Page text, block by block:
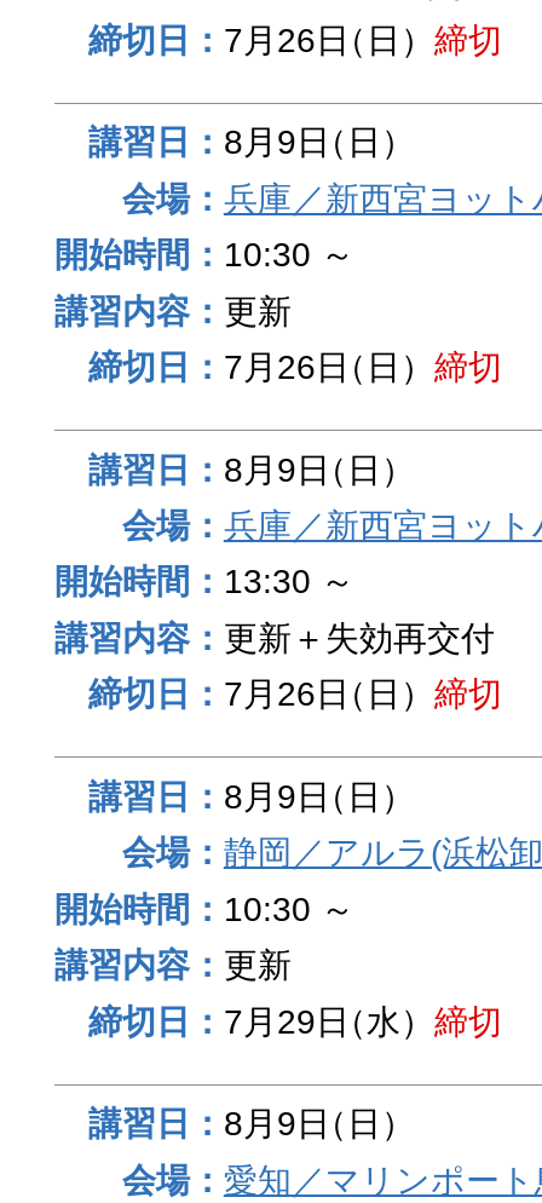
7月26日（日） 締切
8月9日（日）
兵庫／新西宮ヨッ
10:30 ～
更新
7月26日（日） 締切
8月9日（日）
兵庫／新西宮ヨッ
13:30 ～
更新＋失効再交付
7月26日（日） 締切
8月9日（日）
静岡／アルラ(浜松
10:30 ～
更新
7月29日（水） 締切
8月9日（日）
愛知／マリンポート